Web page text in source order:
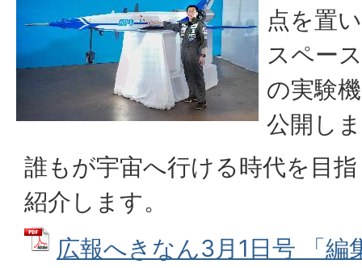
点を置
スペー
の実験
公開し
誰もが宇宙へ行ける時代を目
紹介します。
広報へきなん3月1日号 「編